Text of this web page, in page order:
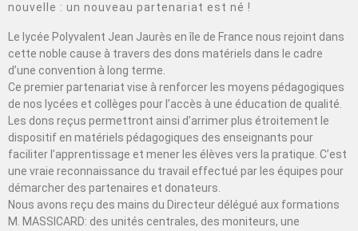
nouvelle : un nouveau partenariat est né !
Le lycée Polyvalent Jean Jaurès en île de France nous rejoint dans
cette noble cause à travers des dons matériels dans le cadre
d’une convention à long terme.
Ce premier partenariat vise à renforcer les moyens pédagogiques
de nos lycées et collèges pour l’accès à une éducation de qualité.
Les dons reçus permettront ainsi d’arrimer plus étroitement le
dispositif en matériels pédagogiques des enseignants pour
faciliter l’apprentissage et mener les élèves vers la pratique. C’est
une vraie reconnaissance du travail effectué par les équipes pour
démarcher des partenaires et donateurs.
Nous avons reçu des mains du Directeur délégué aux formations
M. MASSICARD: des unités centrales, des moniteurs, une